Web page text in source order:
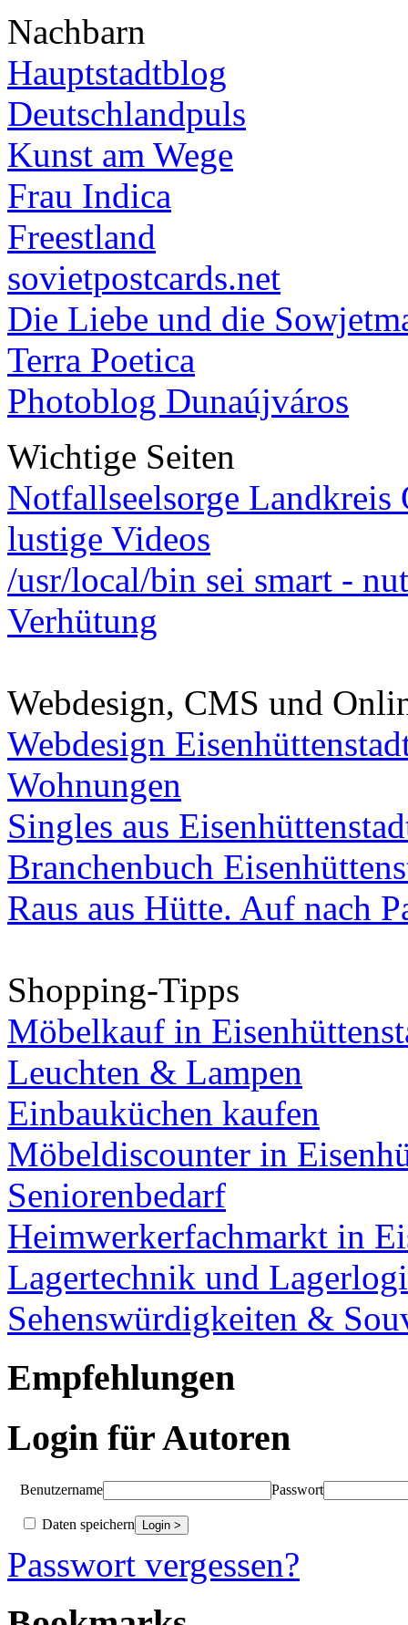
Nachbarn
Hauptstadtblog
Deutschlandpuls
Kunst am Wege
Frau Indica
Freestland
sovietpostcards.net
Die Liebe und die
Terra Poetica
Photoblog Dunaújváros
Wichtige Seiten
Notfallseelsorge Landkreis
lustige Videos
/usr/local/bin sei smart -
Verhütung
Webdesign, CMS und
Webdesign
Wohnungen
Singles aus
Branchenbuch
Raus aus Hütte. Auf nach
Shopping-Tipps
Möbelkauf in
Leuchten & Lampen
Einbauküchen kaufen
Möbeldiscounter in
Seniorenbedarf
Heimwerkerfachmarkt in
Lagertechnik und
Sehenswürdigkeiten &
Empfehlungen
Login für Autoren
Benutzername Passwort
Daten speichern
Passwort vergessen?